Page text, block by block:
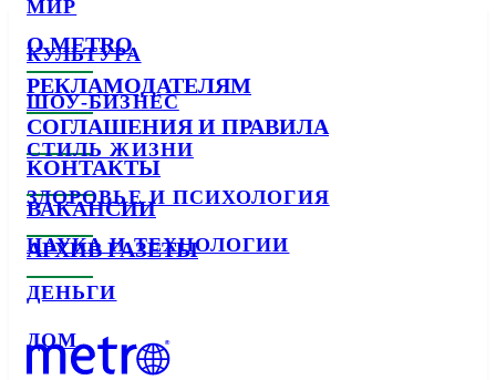
МИР
КУЛЬТУРА
ШОУ-БИЗНЕС
СТИЛЬ ЖИЗНИ
ЗДОРОВЬЕ И ПСИХОЛОГИЯ
НАУКА И ТЕХНОЛОГИИ
ДЕНЬГИ
ДОМ
О METRO
РЕКЛАМОДАТЕЛЯМ
СОГЛАШЕНИЯ И ПРАВИЛА
КОНТАКТЫ
ВАКАНСИИ
АРХИВ ГАЗЕТЫ